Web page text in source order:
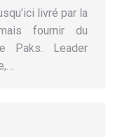
livré par la
fournir du
Paks. Leader